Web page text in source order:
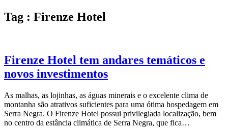
Tag : Firenze Hotel
Firenze Hotel tem andares temáticos e
novos investimentos
As malhas, as lojinhas, as águas minerais e o excelente clima de
montanha são atrativos suficientes para uma ótima hospedagem em
Serra Negra. O Firenze Hotel possui privilegiada localização, bem
no centro da estância climática de Serra Negra, que fica…